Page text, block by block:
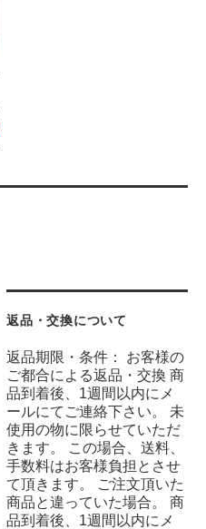
返品・交換について
返品期限・条件： お客様の
ご都合による返品・交換 商
品到着後、1週間以内にメ
ールにてご連絡下さい。 未
使用の物に限らせていただ
きます。 この場合、送料、
手数料はお客様負担とさせ
て頂きます。 ご注文頂いた
商品と違っていた場合。 商
品到着後、1週間以内にメ